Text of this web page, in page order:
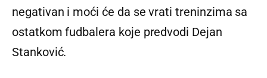
negativan i moći će da se vrati treninzima sa
ostatkom fudbalera koje predvodi Dejan
Stanković.